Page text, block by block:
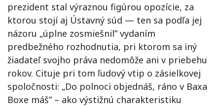
prezident stal výraznou figúrou opozície, za
ktorou stojí aj Ústavný súd — ten sa podľa jej
názoru „úplne zosmiešnil” vydaním
predbežného rozhodnutia, pri ktorom sa iný
žiadateľ svojho práva nedomôže ani v priebehu
rokov. Cituje pri tom ľudový vtip o zásielkovej
spoločnosti: „Do polnoci objednáš, ráno v Baxa
Boxe máš” – ako výstižnú charakteristiku